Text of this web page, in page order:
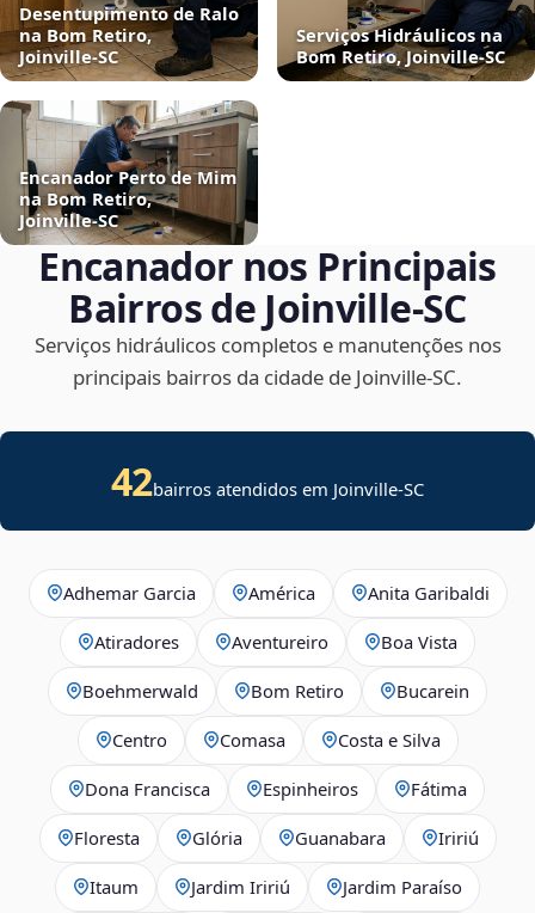
Desentupimento de Ralo
na Bom Retiro,
Joinville‑SC
Serviços Hidráulicos na
Bom Retiro, Joinville‑SC
Encanador Perto de Mim
na Bom Retiro,
Joinville‑SC
Encanador nos Principais
Bairros de Joinville‑SC
Serviços hidráulicos completos e manutenções nos
principais bairros da cidade de Joinville‑SC.
42bairros atendidos em Joinville-SC
Adhemar Garcia América Anita Garibaldi
Atiradores Aventureiro Boa Vista
Boehmerwald Bom Retiro Bucarein
Centro Comasa Costa e Silva
Dona Francisca Espinheiros Fátima
Floresta Glória Guanabara Iririú
Itaum Jardim Iririú Jardim Paraíso